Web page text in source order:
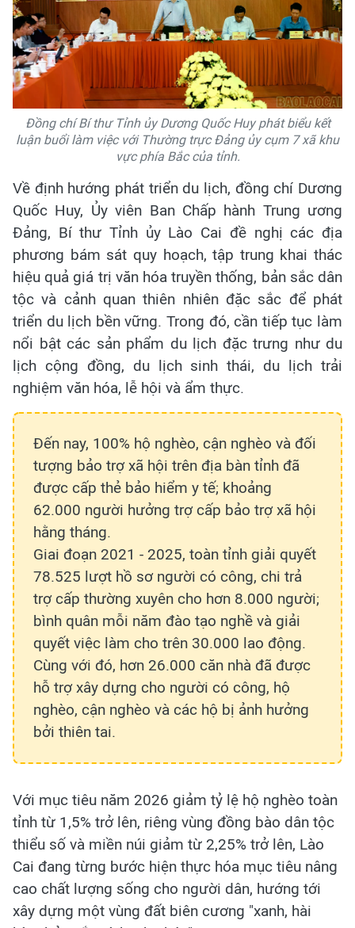
Đồng chí Bí thư Tỉnh ủy Dương Quốc Huy phát biểu kết
luận buổi làm việc với Thường trực Đảng ủy cụm 7 xã khu
vực phía Bắc của tỉnh.
Về định hướng phát triển du lịch, đồng chí Dương
Quốc Huy, Ủy viên Ban Chấp hành Trung ương
Đảng, Bí thư Tỉnh ủy Lào Cai đề nghị các địa
phương bám sát quy hoạch, tập trung khai thác
hiệu quả giá trị văn hóa truyền thống, bản sắc dân
tộc và cảnh quan thiên nhiên đặc sắc để phát
triển du lịch bền vững. Trong đó, cần tiếp tục làm
nổi bật các sản phẩm du lịch đặc trưng như du
lịch cộng đồng, du lịch sinh thái, du lịch trải
nghiệm văn hóa, lễ hội và ẩm thực.
Đến nay, 100% hộ nghèo, cận nghèo và đối
tượng bảo trợ xã hội trên địa bàn tỉnh đã
được cấp thẻ bảo hiểm y tế; khoảng
62.000 người hưởng trợ cấp bảo trợ xã hội
hằng tháng.
Giai đoạn 2021 - 2025, toàn tỉnh giải quyết
78.525 lượt hồ sơ người có công, chi trả
trợ cấp thường xuyên cho hơn 8.000 người;
bình quân mỗi năm đào tạo nghề và giải
quyết việc làm cho trên 30.000 lao động.
Cùng với đó, hơn 26.000 căn nhà đã được
hỗ trợ xây dựng cho người có công, hộ
nghèo, cận nghèo và các hộ bị ảnh hưởng
bởi thiên tai.
Với mục tiêu năm 2026 giảm tỷ lệ hộ nghèo toàn
tỉnh từ 1,5% trở lên, riêng vùng đồng bào dân tộc
thiểu số và miền núi giảm từ 2,25% trở lên, Lào
Cai đang từng bước hiện thực hóa mục tiêu nâng
cao chất lượng sống cho người dân, hướng tới
xây dựng một vùng đất biên cương "xanh, hài